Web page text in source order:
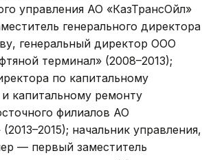
управления АО «КазТрансОйл»
генерального директора
генеральный директор ООО
терминал» (2008–2013);
по капитальному
капитальному ремонту
филиалов АО
начальник управления,
— первый заместитель